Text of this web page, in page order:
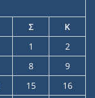
Σ
Κ
1
2
8
9
15
16